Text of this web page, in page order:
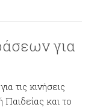
για
τις κινήσεις
Παιδείας και το